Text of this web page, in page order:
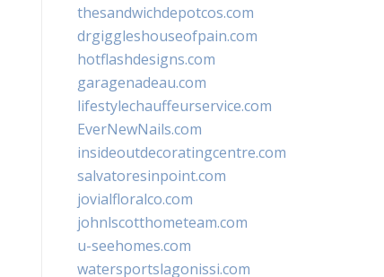
thesandwichdepotcos.com
drgiggleshouseofpain.com
hotflashdesigns.com
garagenadeau.com
lifestylechauffeurservice.com
EverNewNails.com
insideoutdecoratingcentre.com
salvatoresinpoint.com
jovialfloralco.com
johnlscotthometeam.com
u-seehomes.com
watersportslagonissi.com